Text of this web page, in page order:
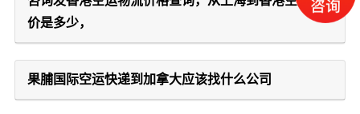
价是多少，
果脯国际空运快递到加拿大应该找什么公司